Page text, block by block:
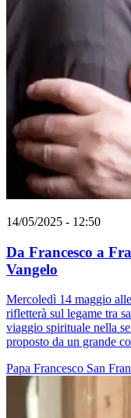
14/05/2025 - 12:50
Da Francesco a
Vangelo
Mercoledì 14 maggio
rifletterà sul legame tra
viaggio spirituale nella
proposto da un grande
Papa Francesco San